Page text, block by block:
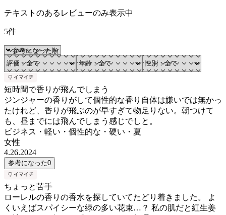
テキストのあるレビューのみ表示中
5件
短時間で香りが飛んでしまう
ジンジャーの香りがして個性的な香り自体は嫌いでは無かっ
たけれど、香りが飛ぶのが早すぎて物足りない。朝つけて
も、昼までには飛んでしまう感じでしと。
ビジネス・軽い・個性的な・硬い・夏
女性
4.26.2024
参考になった0
ちょっと苦手
ローレルの香りの香水を探していてたどり着きました。 よ
くいえばスパイシーな緑の多い花束…？ 私の肌だと紅生姜